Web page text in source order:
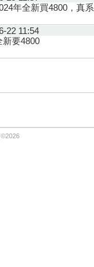
年全新買4800，真
22 11:54
新要4800
©2026